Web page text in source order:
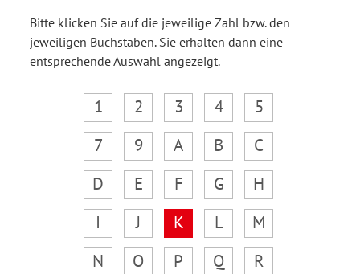
Bitte klicken Sie auf die jeweilige Zahl bzw. den
jeweiligen Buchstaben. Sie erhalten dann eine
entsprechende Auswahl angezeigt.
1 2 3 4
5
7
9 A B
C
D
E F G
H
I
J K L
M
N
O P Q
R